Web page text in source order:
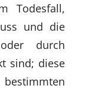
Todesfall,
und die
durch
sind; diese